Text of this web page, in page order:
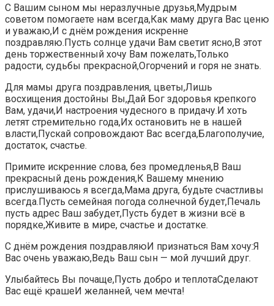
С Вашим сыном мы неразлучные друзья,Мудрым
советом помогаете нам всегда,Как маму друга Вас ценю
и уважаю,И с днём рождения искренне
поздравляю.Пусть солнце удачи Вам светит ясно,В этот
день торжественный хочу Вам пожелать,Только
радости, судьбы прекрасной,Огорчений и горя не знать.
Для мамы друга поздравления, цветы,Лишь
восхищения достойны Вы,Дай Бог здоровья крепкого
Вам, удачи,И настроения чудесного в придачу.И хоть
летят стремительно года,Их остановить не в нашей
власти,Пускай сопровождают Вас всегда,Благополучие,
достаток, счастье.
Примите искренние слова, без промедленья,В Ваш
прекрасный день рождения,К Вашему мнению
прислушиваюсь я всегда,Мама друга, будьте счастливы
всегда.Пусть семейная погода солнечной будет,Печаль
пусть адрес Ваш забудет,Пусть будет в жизни всё в
порядке,Живите в мире, счастье и достатке.
С днём рождения поздравляюИ признаться Вам хочу:Я
Вас очень уважаю,Ведь Ваш сын — мой лучший друг.
Улыбайтесь Вы почаще,Пусть добро и теплотаСделают
Вас ещё крашеИ желанней, чем мечта!